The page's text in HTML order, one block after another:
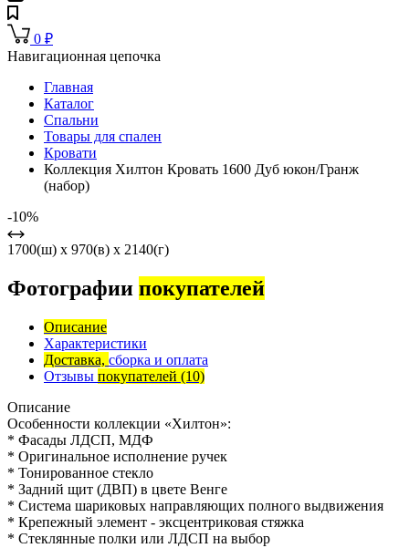
0 ₽
Навигационная цепочка
Главная
Каталог
Спальни
Товары для спален
Кровати
Коллекция Хилтон Кровать 1600 Дуб юкон/Гранж
(набор)
-10%
1700(ш) x 970(в) x 2140(г)
Фотографии покупателей
Описание
Характеристики
Доставка, сборка и оплата
Отзывы покупателей (10)
Описание
Особенности коллекции «Хилтон»:
* Фасады ЛДСП, МДФ
* Оригинальное исполнение ручек
* Тонированное стекло
* Задний щит (ДВП) в цвете Венге
* Система шариковых направляющих полного выдвижения
* Крепежный элемент - эксцентриковая стяжка
* Стеклянные полки или ЛДСП на выбор